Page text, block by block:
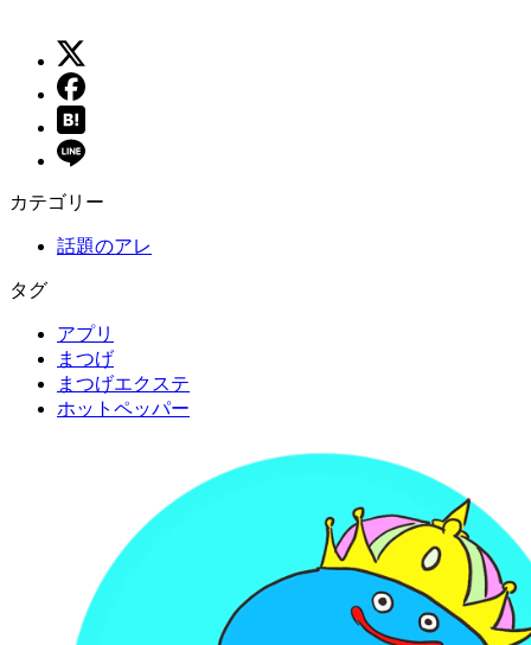
カテゴリー
話題のアレ
タグ
アプリ
まつげ
まつげエクステ
ホットペッパー